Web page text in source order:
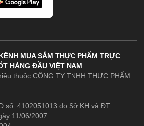
MUA SẮM THỰC PHẨM TRỰC
HÀNG ĐẦU VIỆT NAM
thuộc CÔNG TY TNHH THỰC PHẨM
số: 4102051013 do Sở KH và ĐT
11/06/2007.